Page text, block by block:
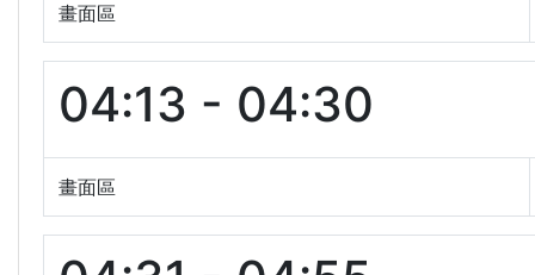
畫面區
04:13 - 04:30
畫面區